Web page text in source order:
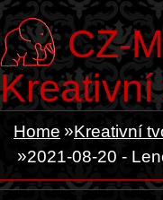
CZ-
Home Kreativní
2021-08-20 -